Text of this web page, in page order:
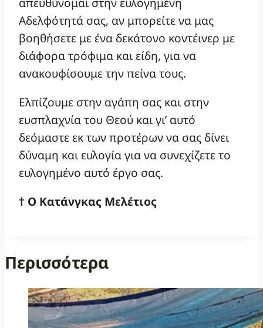
Αδελφότητά σας, αν μπορείτε να μας
βοηθήσετε με ένα δεκάτονο κοντέινερ με
διάφορα τρόφιμα και είδη, για να
ανακουφίσουμε την πείνα τους.
Ελπίζουμε στην αγάπη σας και στην
ευσπλαχνία του Θεού και γι’ αυτό
δεόμαστε εκ των προτέρων να σας δίνει
δύναμη και ευλογία για να συνεχίζετε το
ευλογημένο αυτό έργο σας.
† Ο Κατάνγκας Μελέτιος
Περισσότερα